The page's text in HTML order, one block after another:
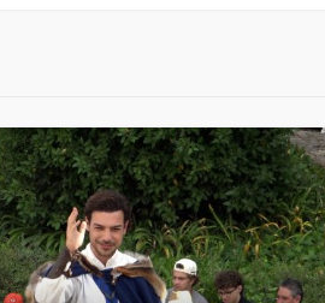
Rádio Sintonia 1 dia atrás